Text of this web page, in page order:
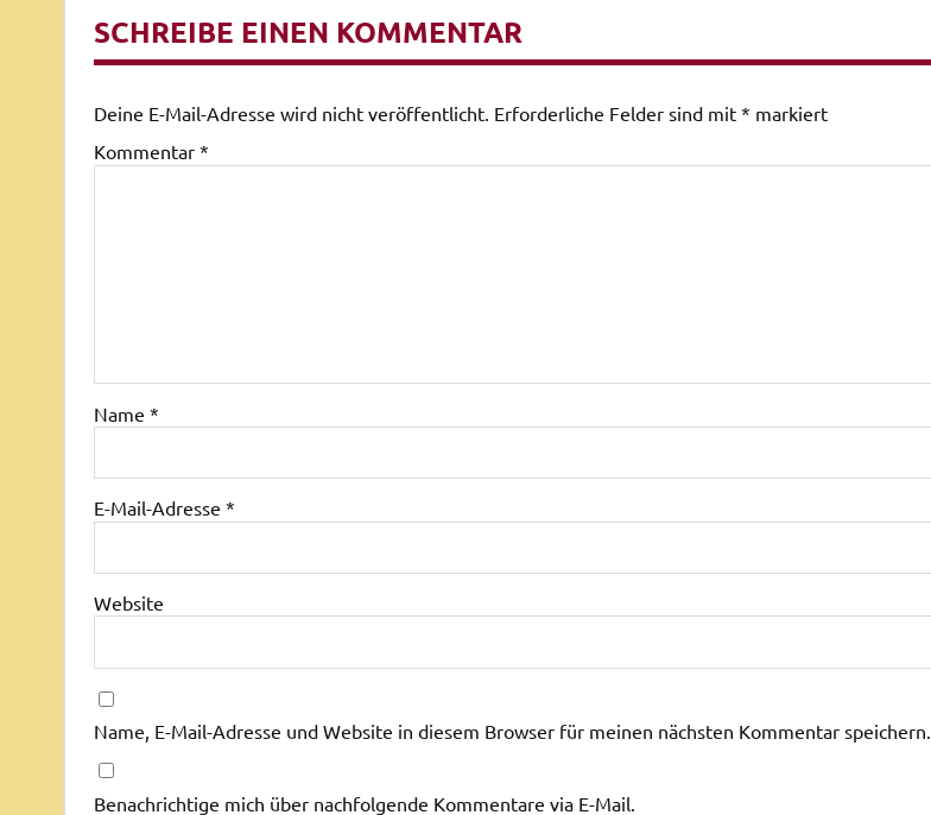
SCHREIBE EINEN KOMMENTAR
Deine E-Mail-Adresse wird nicht veröffentlicht. Erforderliche Felder sind mit * markiert
Kommentar *
Name *
E-Mail-Adresse *
Website
Name, E-Mail-Adresse und Website in diesem Browser für meinen nächsten Kommentar speichern.
Benachrichtige mich über nachfolgende Kommentare via E-Mail.